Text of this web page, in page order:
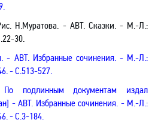
Н.Муратова. - АВТ. Сказки. - М.-Л.:
30.
. - АВТ. Избранные сочинения. - М.-Л.:
- С.513-527.
подлинным документам издал
- АВТ. Избранные сочинения. - М.-Л.:
- С.3-184.